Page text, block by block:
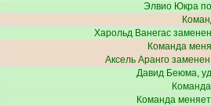
Элвио Юкра
Харольд Ванегас
Команда
Аксель Аранго
Давид Беюма,
Команда